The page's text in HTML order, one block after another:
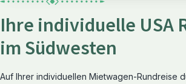
Ihre individuelle USA
im Südwesten
Auf Ihrer individuellen Mietwagen-Rundreise